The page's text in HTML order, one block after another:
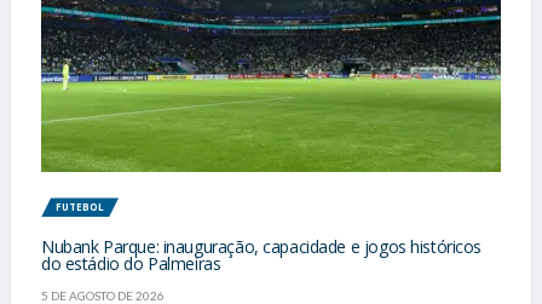
FUTEBOL
Nubank Parque: inauguração, capacidade e jogos históricos
do estádio do Palmeiras
5 DE AGOSTO DE 2026